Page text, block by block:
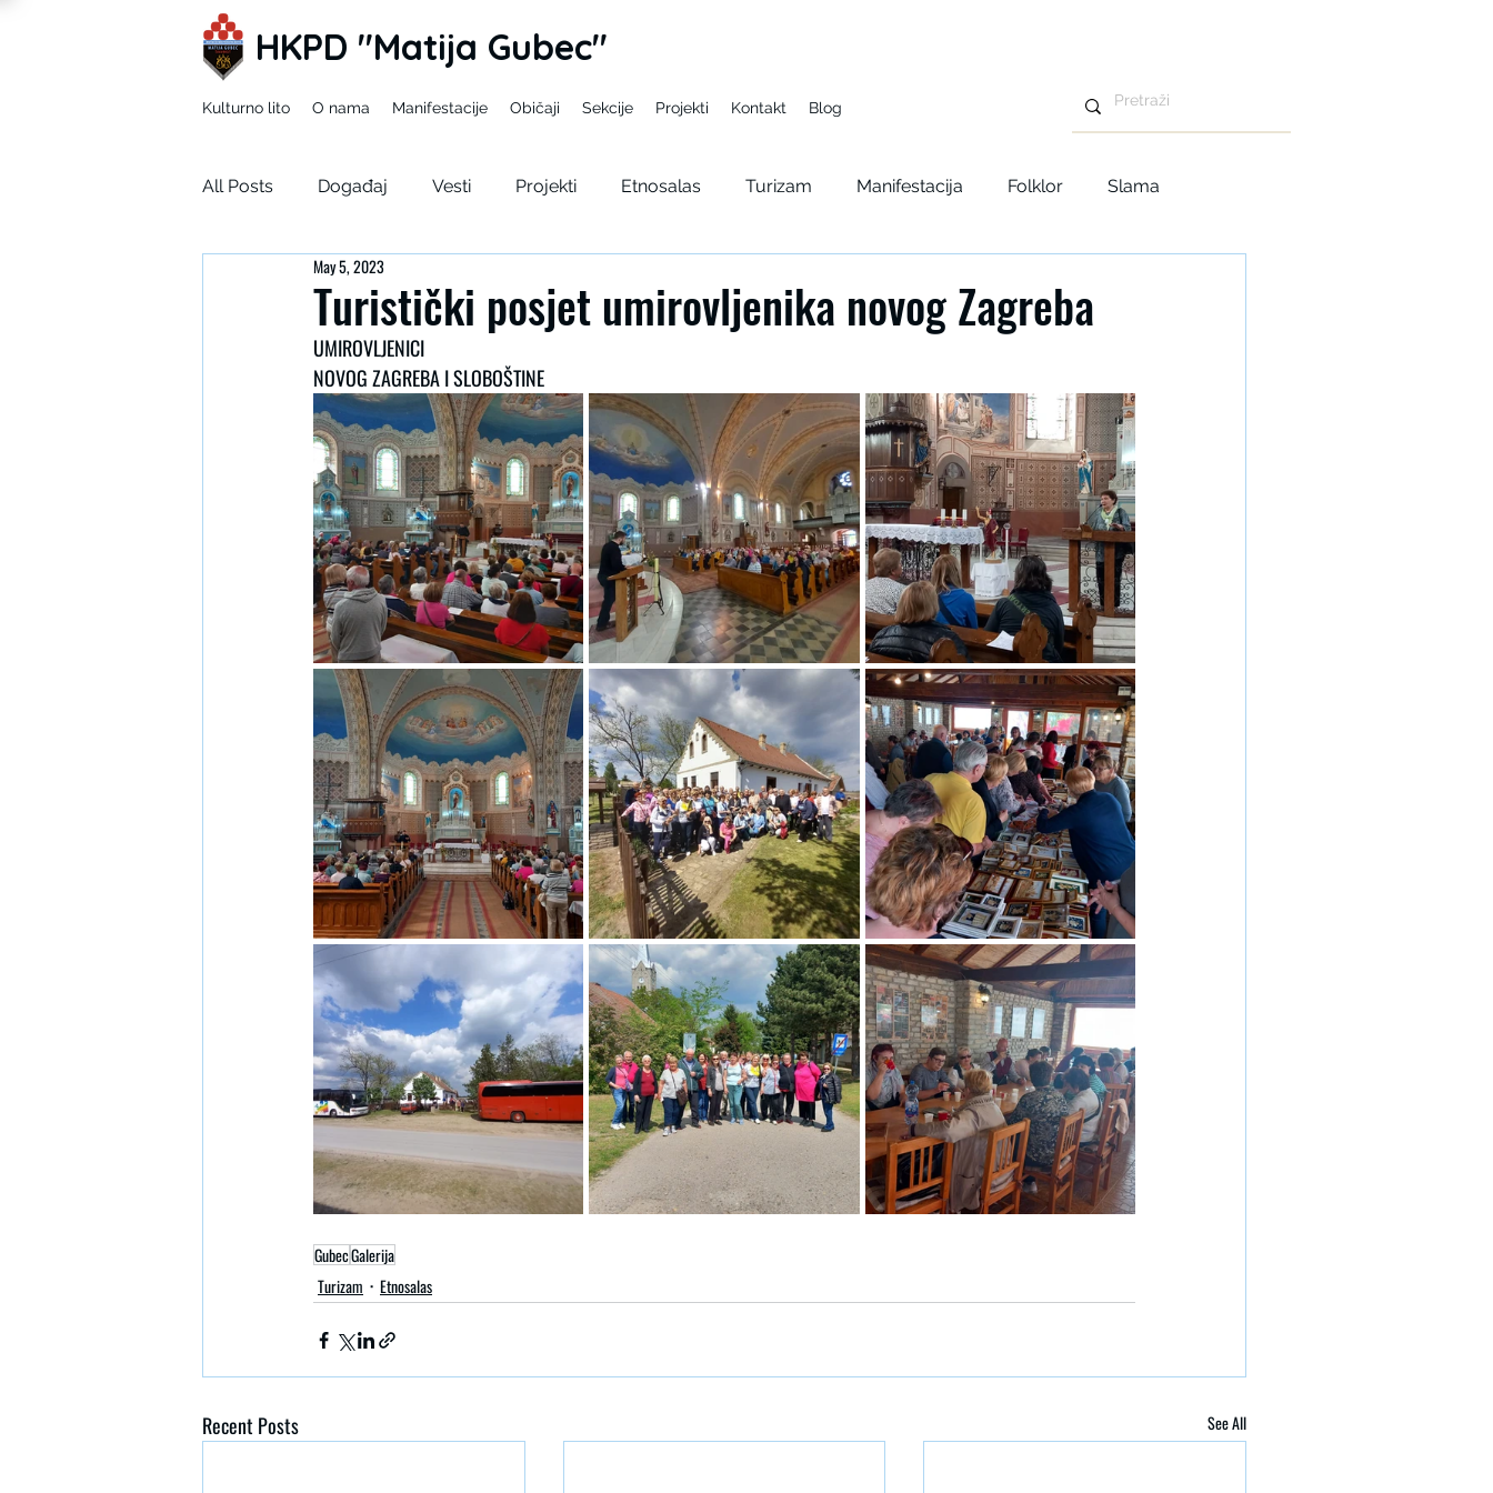
HKPD "Matija Gubec"
Kulturno lito O nama Manifestacije Običaji Sekcije Projekti Kontakt Blog
All Posts Događaj Vesti Projekti Etnosalas Turizam Manifestacija Folklor Slama
Mladi zEKO
SDUH
Turistički posjet umirovljenika novog Zagreba
May 5, 2023
UMIROVLJENICI
NOVOG ZAGREBA I SLOBOŠTINE
GubecGalerija
Turizam
Etnosalas
Recent Posts See All